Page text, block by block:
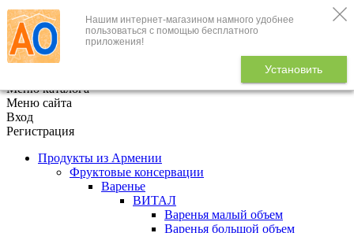
Нашим интернет-магазином намного удобнее
пользоваться с помощью бесплатного
приложения!
Установить
+7 (495) 646-888-1
В корзине
Меню каталога
Меню сайта
Вход
Регистрация
Продукты из Армении
Фруктовые консервации
Варенье
ВИТАЛ
Варенья малый объем
Варенья большой объем